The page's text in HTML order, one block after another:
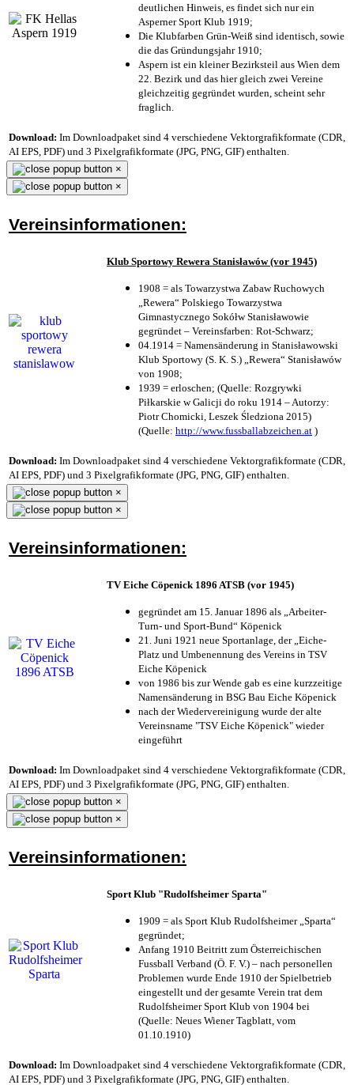
deutlichen Hinweis, es findet sich nur ein
Asperner Sport Klub 1919;
Die Klubfarben Grün-Weiß sind identisch, sowie
die das Gründungsjahr 1910;
Aspern ist ein kleiner Bezirksteil aus Wien dem
22. Bezirk und das hier gleich zwei Vereine
gleichzeitig gegründet wurden, scheint sehr
fraglich.
Download: Im Downloadpaket sind 4 verschiedene Vektorgrafikformate (CDR,
AI EPS, PDF) und 3 Pixelgrafikformate (JPG, PNG, GIF) enthalten.
×
×
Vereinsinformationen:
Klub Sportowy Rewera Stanisławów (vor 1945)
1908 = als Towarzystwa Zabaw Ruchowych
„Rewera“ Polskiego Towarzystwa
Gimnastycznego Sokółw Stanisławowie
gegründet – Vereinsfarben: Rot-Schwarz;
04.1914 = Namensänderung in Stanisławowski
Klub Sportowy (S. K. S.) „Rewera“ Stanisławów
von 1908;
1939 = erloschen; (Quelle: Rozgrywki
Piłkarskie w Galicji do roku 1914 – Autorzy:
Piotr Chomicki, Leszek Śledziona 2015)
(Quelle: http://www.fussballabzeichen.at )
Download: Im Downloadpaket sind 4 verschiedene Vektorgrafikformate (CDR,
AI EPS, PDF) und 3 Pixelgrafikformate (JPG, PNG, GIF) enthalten.
×
×
Vereinsinformationen:
TV Eiche Cöpenick 1896 ATSB (vor 1945)
gegründet am 15. Januar 1896 als „Arbeiter-
Turn- und Sport-Bund“ Köpenick
21. Juni 1921 neue Sportanlage, der „Eiche-
Platz und Umbenennung des Vereins in TSV
Eiche Köpenick
von 1986 bis zur Wende gab es eine kurzzeitige
Namensänderung in BSG Bau Eiche Köpenick
nach der Wiedervereinigung wurde der alte
Vereinsname "TSV Eiche Köpenick" wieder
eingeführt
Download: Im Downloadpaket sind 4 verschiedene Vektorgrafikformate (CDR,
AI EPS, PDF) und 3 Pixelgrafikformate (JPG, PNG, GIF) enthalten.
×
×
Vereinsinformationen:
Sport Klub "Rudolfsheimer Sparta"
1909 = als Sport Klub Rudolfsheimer „Sparta“
gegründet;
Anfang 1910 Beitritt zum Österreichischen
Fussball Verband (Ö. F. V.) – nach personellen
Problemen wurde Ende 1910 der Spielbetrieb
eingestellt und der gesamte Verein trat dem
Rudolfsheimer Sport Klub von 1904 bei
(Quelle: Neues Wiener Tagblatt, vom
01.10.1910)
Download: Im Downloadpaket sind 4 verschiedene Vektorgrafikformate (CDR,
AI EPS, PDF) und 3 Pixelgrafikformate (JPG, PNG, GIF) enthalten.